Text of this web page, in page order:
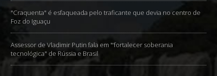
"Craquenta" é esfaqueada pelo traficante que devia no centro de
Foz do Iguaçu
Assessor de Vladimir Putin fala em "‘fortalecer soberania
tecnológica" de Rússia e Brasil